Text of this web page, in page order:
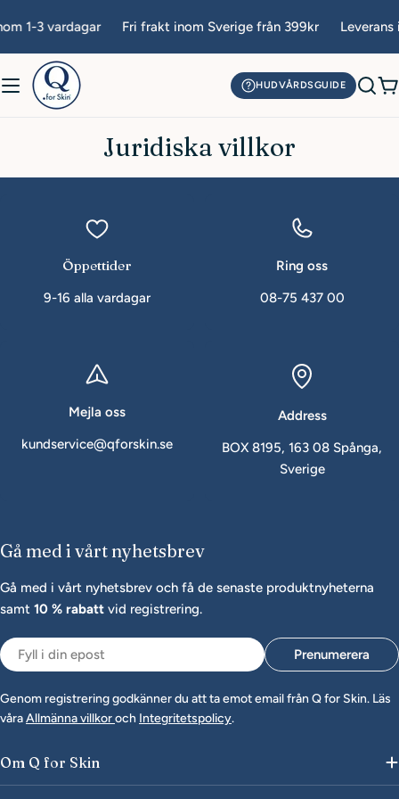
till
innehåll
1-3 vardagar Fri frakt inom Sverige från 399kr Leverans
HUDVÅRDSGUIDE
Juridiska villkor
Öppettider
9-16 alla vardagar
Ring oss
08-75 437 00
Mejla oss
kundservice@qforskin.se
Address
BOX 8195, 163 08 Spånga,
Sverige
Gå med i vårt nyhetsbrev
Gå med i vårt nyhetsbrev och få de senaste produktnyheterna
samt 10 % rabatt vid registrering.
Epost Prenumerera
Genom registrering godkänner du att ta emot email från Q for Skin. Läs
våraAllmänna villkoroch Integritetspolicy.
Om Q for Skin